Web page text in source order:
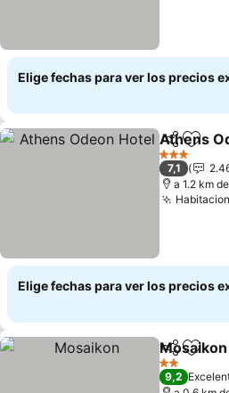
Elige fechas para ver los precios
Compartir
Athens
3 Estrellas
7,1
a 1.2 km
Elige fechas para ver los precios
Compartir
Mosaikon
2 Estrellas
9,2